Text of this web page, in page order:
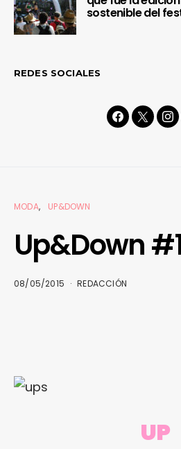
sostenible del
REDES SOCIALES
MODA UP&DOWN
Up&Down
08/05/2015 REDACCIÓN
UP